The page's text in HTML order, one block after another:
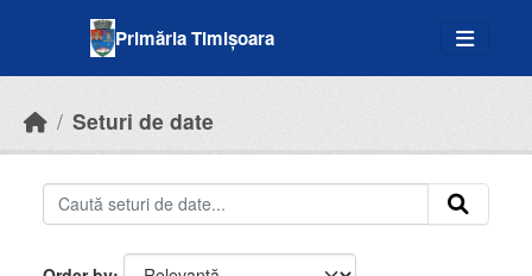
Primăria Timișoara
Seturi de date